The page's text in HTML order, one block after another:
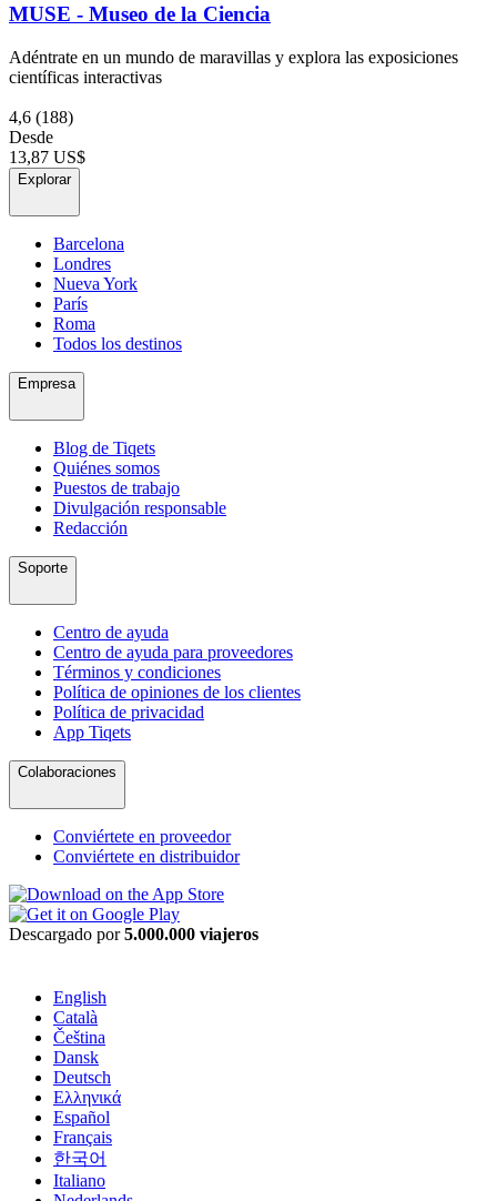
MUSE - Museo de la Ciencia
Adéntrate en un mundo de maravillas y explora las exposiciones
científicas interactivas
4,6 (188)
Desde
13,87 US$
Explorar
Barcelona
Londres
Nueva York
París
Roma
Todos los destinos
Empresa
Blog de Tiqets
Quiénes somos
Puestos de trabajo
Divulgación responsable
Redacción
Soporte
Centro de ayuda
Centro de ayuda para proveedores
Términos y condiciones
Política de opiniones de los clientes
Política de privacidad
App Tiqets
Colaboraciones
Conviértete en proveedor
Conviértete en distribuidor
Descargado por5.000.000 viajeros
English
Català
Čeština
Dansk
Deutsch
Ελληνικά
Español
Français
한국어
Italiano